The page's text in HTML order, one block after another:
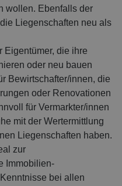
wollen. Ebenfalls der
Liegenschaften neu als
Eigentümer, die ihre
oder neu bauen
Bewirtschafter/innen, die
oder Renovationen
für Vermarkter/innen
mit der Wertermittlung
Liegenschaften haben.
zur
Immobilien-
bei allen